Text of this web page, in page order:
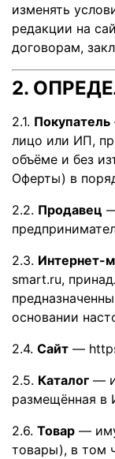
изменять
редакции на
договорам,
2.
2.1. Покупатель
лицо или ИП,
объёме и без
Оферты) в
2.2. Продавец
2.3. Интернет-
smart.ru,
основании
2.4. Сайт —
2.5. Каталог —
размещённая в
2.6. Товар —
товары), в том